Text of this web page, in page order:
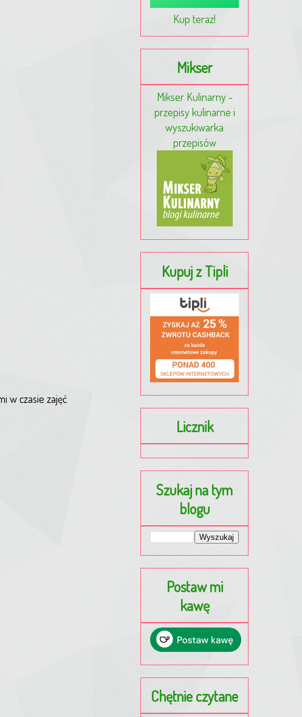
w czasie zajęć
Kup teraz!
Mikser
Mikser Kulinarny -
przepisy kulinarne i
wyszukiwarka
przepisów
Kupuj z Tipli
Licznik
Szukaj na tym
blogu
Postaw mi
kawę
Chętnie czytane